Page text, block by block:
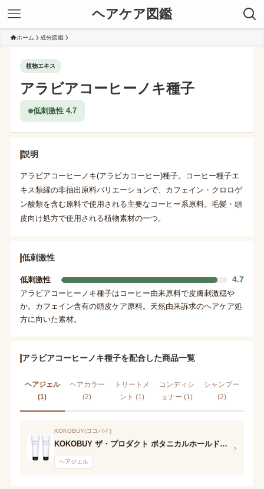
ヘアケア図鑑
ホーム 成分図鑑
植物エキス
アラビアコーヒーノキ種子
低刺激性 4.7
説明
アラビアコーヒーノキ(アラビカコーヒー)種子。コーヒー種子エ
キス類縁の非抽出原料バリエーションで、カフェイン・クロロゲ
ン酸類を含む原料で使用される主要なコーヒー系原料。毛髪・頭
皮向け処方で使用される植物素材の一つ。
低刺激性
低刺激性 4.7
アラビアコーヒーノキ種子はコーヒー由来原料で皮膚刺激穏や
か。カフェイン含有の頭皮ケア原料。天然由来訴求のヘアケア処
方に向いた素材。
アラビアコーヒーノキ種子を配合した商品一覧
ヘアジェル
(1)
ヘアカラー
(2)
トリートメ
ント (1)
コンディシ
ョナー (1)
シャンプー
(2)
KOKOBUY(ココバイ)
KOKOBUY ザ・プロダクト ボタニカルホールドジェル
ヘアジェル
›